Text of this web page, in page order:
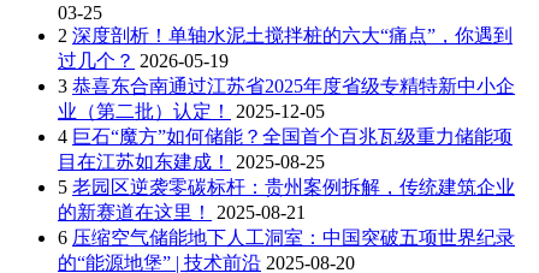
03-25
2 深度剖析！单轴水泥土搅拌桩的六大“痛点”，你遇到
过几个？ 2026-05-19
3 恭喜东合南通过江苏省2025年度省级专精特新中小企
业（第二批）认定！
2025-12-05
4 巨石“魔方”如何储能？全国首个百兆瓦级重力储能项
目在江苏如东建成！
2025-08-25
5 老园区逆袭零碳标杆：贵州案例拆解，传统建筑企业
的新赛道在这里！
2025-08-21
6 压缩空气储能地下人工洞室：中国突破五项世界纪录
的“能源地堡” | 技术前沿 2025-08-20